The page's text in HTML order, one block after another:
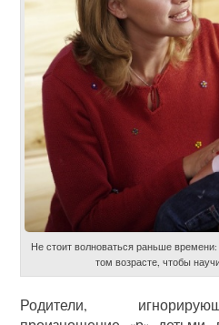
Не стоит волноваться раньше
том возрасте, чтобы
Родители,